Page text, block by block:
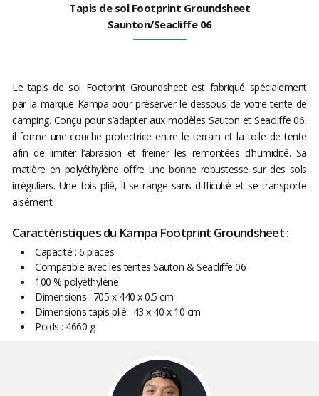
Tapis de sol Footprint Groundsheet
Saunton/Seacliffe 06
Le tapis de sol Footprint Groundsheet est fabriqué spécialement
par la marque Kampa pour préserver le dessous de votre tente de
camping. Conçu pour s’adapter aux modèles Sauton et Seacliffe 06,
il forme une couche protectrice entre le terrain et la toile de tente
afin de limiter l’abrasion et freiner les remontées d’humidité. Sa
matière en polyéthylène offre une bonne robustesse sur des sols
irréguliers. Une fois plié, il se range sans difficulté et se transporte
aisément.
Caractéristiques du Kampa Footprint Groundsheet :
Capacité : 6 places
Compatible avec les tentes Sauton & Seacliffe 06
100 % polyéthylène
Dimensions : 705 x 440 x 0.5 cm
Dimensions tapis plié : 43 x 40 x 10 cm
Poids : 4660 g